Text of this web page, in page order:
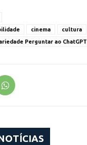
cinema cultura
Perguntar ao ChatGPT